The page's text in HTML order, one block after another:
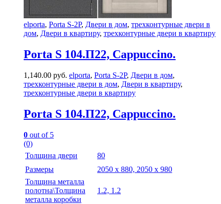
elporta, Porta S-2P, Двери в дом, трехконтурные двери в
дом, Двери в квартиру, трехконтурные двери в квартиру
Porta S 104.П22, Cappuccino.
1,140.00 руб. elporta, Porta S-2P, Двери в дом,
трехконтурные двери в дом, Двери в квартиру,
трехконтурные двери в квартиру
Porta S 104.П22, Cappuccino.
0 out of 5
(0)
Толщина двери
80
Размеры
2050 х 880, 2050 х 980
Толщина металла
полотна\Толщина
металла коробки
1.2, 1.2